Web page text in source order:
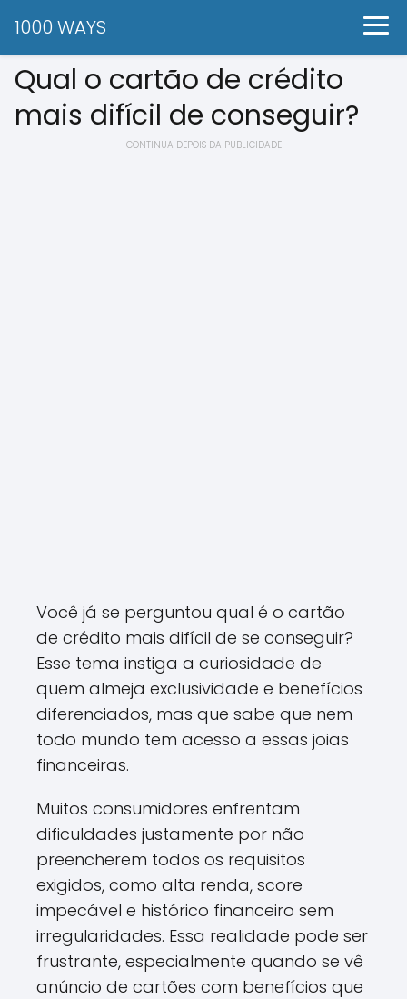
1000 WAYS
Qual o cartão de crédito
mais difícil de conseguir?
CONTINUA DEPOIS DA PUBLICIDADE
Você já se perguntou qual é o cartão
de crédito mais difícil de se conseguir?
Esse tema instiga a curiosidade de
quem almeja exclusividade e benefícios
diferenciados, mas que sabe que nem
todo mundo tem acesso a essas joias
financeiras.
Muitos consumidores enfrentam
dificuldades justamente por não
preencherem todos os requisitos
exigidos, como alta renda, score
impecável e histórico financeiro sem
irregularidades. Essa realidade pode ser
frustrante, especialmente quando se vê
anúncio de cartões com benefícios que